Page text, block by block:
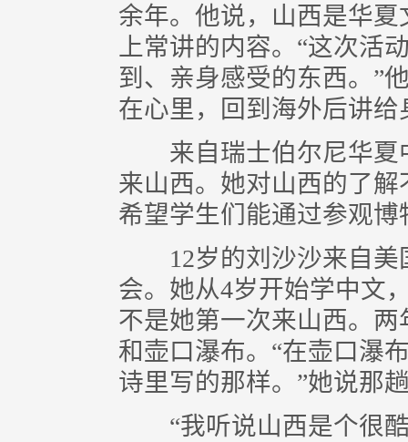
余年。他说，山西是华
上常讲的内容。“这次活
到、亲身感受的东西。”
在心里，回到海外后讲给
来自瑞士伯尔尼华夏
来山西。她对山西的了
希望学生们能通过参观
12岁的刘沙沙来自美
会。她从4岁开始学中文
不是她第一次来山西。
和壶口瀑布。“在壶口瀑
诗里写的那样。”她说那
“我听说山西是个很酷